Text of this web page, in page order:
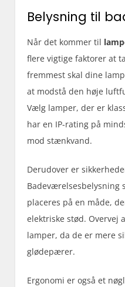
Belysning til
Når det kommer til
flere vigtige faktorer at
fremmest skal dine
at modstå den høje
Vælg lamper, der er
har en IP-rating på
mod stænkvand.
Derudover er
Badeværelsesbelysning
placeres på en måde,
elektriske stød. Overvej
lamper, da de er mere
glødepærer.
Ergonomi er også et